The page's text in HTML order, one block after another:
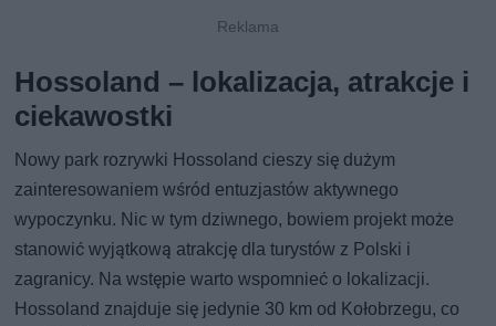
Hossoland – lokalizacja, atrakcje i
ciekawostki
Nowy park rozrywki Hossoland cieszy się dużym
zainteresowaniem wśród entuzjastów aktywnego
wypoczynku. Nic w tym dziwnego, bowiem projekt może
stanowić wyjątkową atrakcję dla turystów z Polski i
zagranicy. Na wstępie warto wspomnieć o lokalizacji.
Hossoland znajduje się jedynie 30 km od Kołobrzegu, co